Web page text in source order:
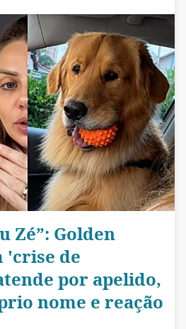
Zé”: Golden
de
por apelido,
nome e reação